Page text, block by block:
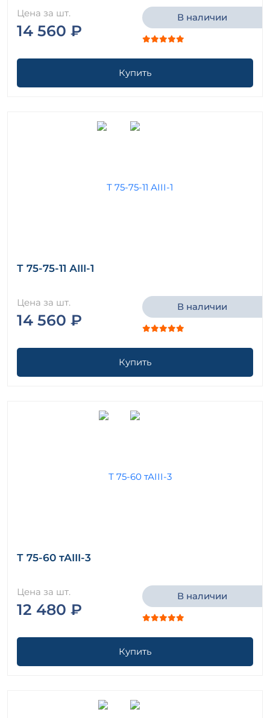
Цена за шт.
14 560 ₽
В наличии
Купить
Т 75-75-11 АIII-1
Цена за шт.
14 560 ₽
В наличии
Купить
Т 75-60 тАIII-3
Цена за шт.
12 480 ₽
В наличии
Купить